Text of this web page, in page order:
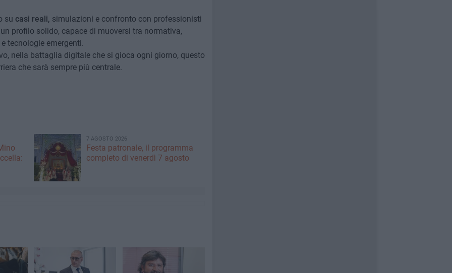
su casi reali, simulazioni e confronto con professionisti
profilo solido, capace di muoversi tra normativa,
tecnologie emergenti.
nella battaglia digitale che si gioca ogni giorno, questo
che sarà sempre più centrale.
7 AGOSTO 2026
Festa patronale, il programma
completo di venerdì 7 agosto